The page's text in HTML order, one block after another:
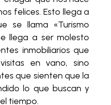
felices. Esto llega a
se llama «Turismo
llega a ser molesto
inmobiliarios que
en vano, sino
que sienten que la
lo que buscan y
tiempo.